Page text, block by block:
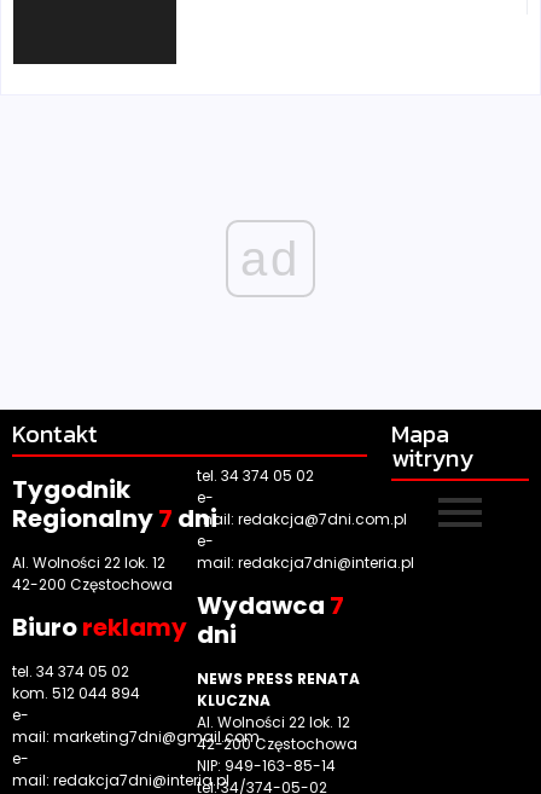
ad
Kontakt
Tygodnik
Regionalny7 dni
Al. Wolności 22 lok. 12
42-200 Częstochowa
Biuroreklamy
tel. 34 374 05 02
kom. 512 044 894
e-
mail: marketing7dni@gmail.com
e-
mail: redakcja7dni@interia.pl
tel. 34 374 05 02
e-
mail: redakcja@7dni.com.pl
e-
mail: redakcja7dni@interia.pl
Wydawca 7
dni
NEWS PRESS RENATA
KLUCZNA
Al. Wolności 22 lok. 12
42-200 Częstochowa
NIP: 949-163-85-14
tel. 34/374-05-02
Mapa
witryny